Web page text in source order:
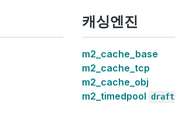
캐싱엔진
m2_cache_base
m2_cache_tcp
m2_cache_obj
m2_timedpool draft